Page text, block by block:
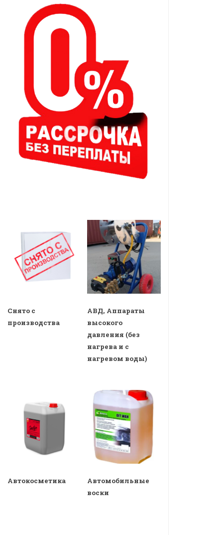
Снято с
производства
АВД, Аппараты
высокого
давления (без
нагрева и с
нагревом воды)
Автокосметика
Автомобильные
воски